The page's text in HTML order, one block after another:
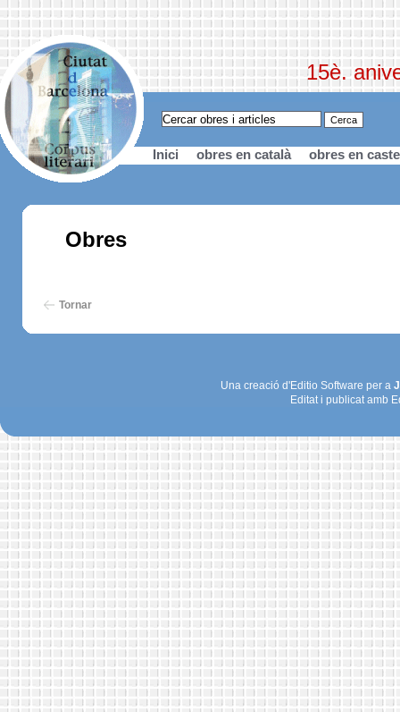
15è.
Inici obres en català obres en
Obres
Tornar
Una creació d'Editio Software per a
Editat i publicat amb